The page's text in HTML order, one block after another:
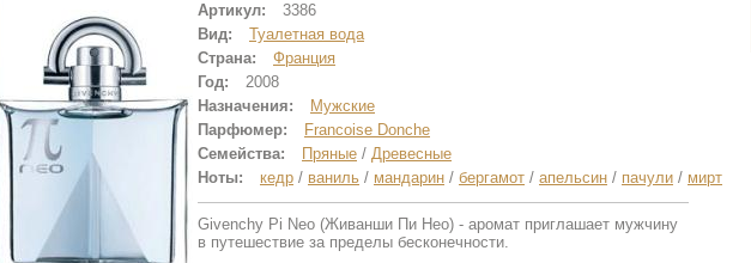
Артикул:
3386
Вид:
Туалетная вода
Страна:
Франция
Год:
2008
Назначения:
Мужские
Парфюмер:
Francoise Donche
Семейства:
Пряные / Древесные
Ноты:
кедр / ваниль / мандарин / бергамот / апельсин / пачули / мирт
Givenchy Pi Neo (Живанши Пи Нео) - аромат приглашает мужчину
в путешествие за пределы бесконечности.